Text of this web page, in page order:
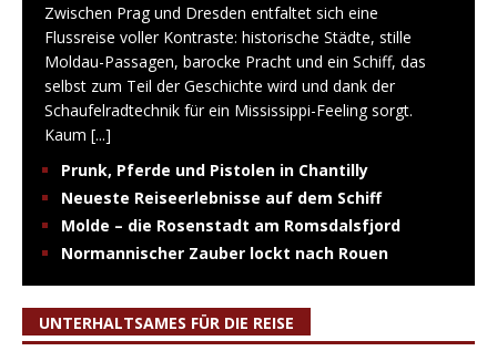
Zwischen Prag und Dresden entfaltet sich eine
Flussreise voller Kontraste: historische Städte, stille
Moldau-Passagen, barocke Pracht und ein Schiff, das
selbst zum Teil der Geschichte wird und dank der
Schaufelradtechnik für ein Mississippi-Feeling sorgt.
Kaum [...]
Prunk, Pferde und Pistolen in Chantilly
Neueste Reiseerlebnisse auf dem Schiff
Molde – die Rosenstadt am Romsdalsfjord
Normannischer Zauber lockt nach Rouen
UNTERHALTSAMES FÜR DIE REISE